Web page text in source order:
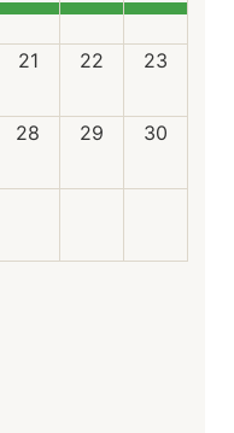
21 22 23
28 29 30